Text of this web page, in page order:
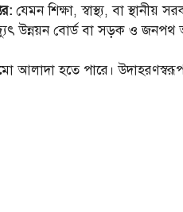
যেমন শিক্ষা, স্বাস্থ্য, বা স্থানীয়
উন্নয়ন বোর্ড বা সড়ক ও জনপথ
আলাদা হতে পারে।